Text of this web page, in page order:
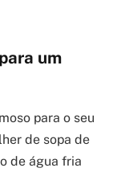
um
para o seu
de sopa de
de água fria